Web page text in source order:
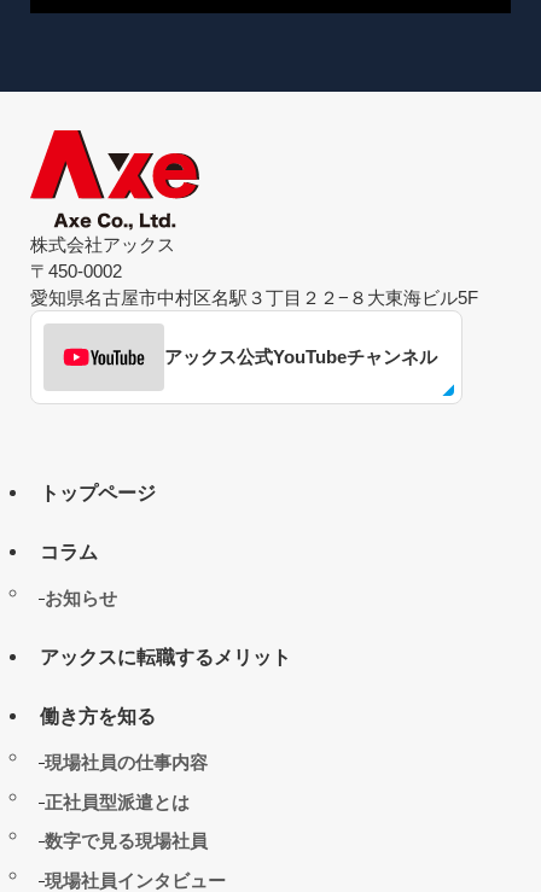
株式会社アックス
〒450-0002
愛知県名古屋市中村区名駅３丁目２２−８大東海ビル5F
アックス公式YouTubeチャンネル
トップページ
コラム
お知らせ
アックスに転職するメリット
働き方を知る
現場社員の仕事内容
正社員型派遣とは
数字で見る現場社員
現場社員インタビュー